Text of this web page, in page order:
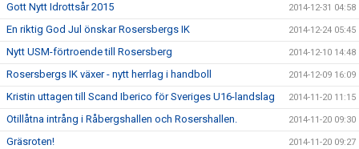
Gott Nytt Idrottsår 2015 2014-12-31 04:58
En riktig God Jul önskar Rosersbergs IK 2014-12-24 05:45
Nytt USM-förtroende till Rosersberg 2014-12-10 14:48
Rosersbergs IK växer - nytt herrlag i handboll 2014-12-09 16:09
Kristin uttagen till Scand Iberico för Sveriges U16-landslag 2014-11-20 11:15
Otillåtna intrång i Råbergshallen och Rosershallen. 2014-11-20 09:30
Gräsroten! 2014-11-20 09:27